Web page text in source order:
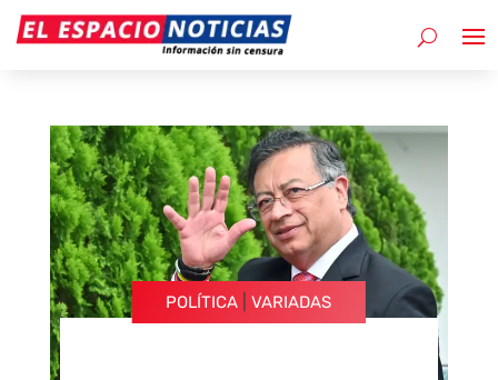
POLÍTICA |VARIADAS